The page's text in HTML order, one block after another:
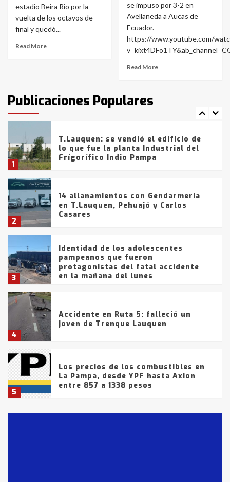
estadio Beira Rio por la
vuelta de los octavos de
final y quedó...
Read More
se impuso por 3-2 en
Avellaneda a Aucas de
Ecuador.
https://www.youtube.com/
Read More
Publicaciones Populares
6
La Bolsa de Cereales de Bahía
Blanca anticipa que Agosto vendrá
con lluvias y heladas, en gran parte
fueron detenidos por
comercialización de drogas en la
tarde del sábado
1
T.Lauquen: se vendió el edificio de
lo que fue la planta Industrial del
Frígorífico Indio Pampa
2
14 allanamientos con Gendarmería
en T.Lauquen, Pehuajó y Carlos
Casares
3
Identidad de los adolescentes
pampeanos que fueron
protagonistas del fatal accidente
en la mañana del lunes
4
Accidente en Ruta 5: falleció un
joven de Trenque Lauquen
5
Los precios de los combustibles en
La Pampa, desde YPF hasta Axion
entre 857 a 1338 pesos